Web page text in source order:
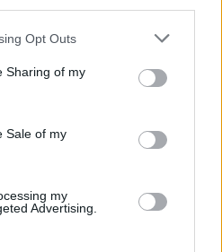
app uses one or more Google
behaviour. You may click to
and its third-party tags to
purposes in below Google
Opt Outs
Sharing of my
Sale of my
my
Advertising.